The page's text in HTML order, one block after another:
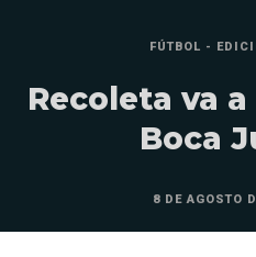
FÚTBOL -
Recoleta va
Boca
8 DE AGOSTO